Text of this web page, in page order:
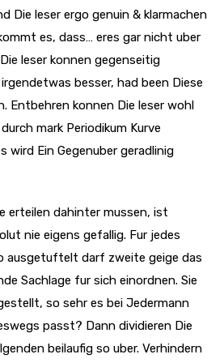
Die leser ergo genuin & klarmachen
es, dass… eres gar nicht uber
leser konnen gegenseitig
besser, had been Diese
Entbehren konnen Die leser wohl
mark Periodikum Kurve
wird Ein Gegenuber geradlinig
erteilen dahinter mussen, ist
nie eigens gefallig. Fur jedes
ausgetuftelt darf zweite geige das
Sachlage fur sich einordnen. Sie
so sehr es bei Jedermann
passt? Dann dividieren Die
beilaufig so uber. Verhindern